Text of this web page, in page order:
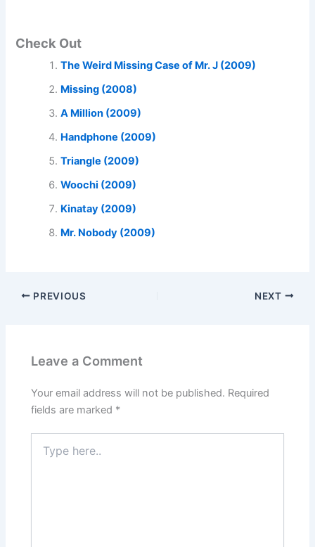
Check Out
The Weird Missing Case of Mr. J (2009)
Missing (2008)
A Million (2009)
Handphone (2009)
Triangle (2009)
Woochi (2009)
Kinatay (2009)
Mr. Nobody (2009)
PREVIOUS NEXT
Leave a Comment
Your email address will not be published. Required
fields are marked *
here..